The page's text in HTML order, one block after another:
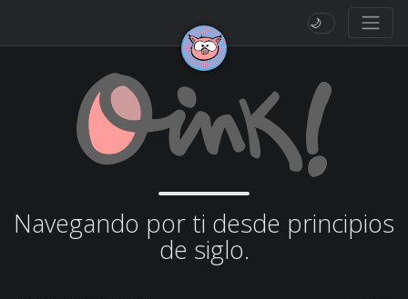
🌙
Navegando por ti desde principios
de siglo.